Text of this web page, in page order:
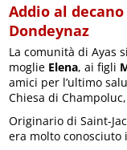
Addio al
Dondeynaz
La comunità di Ayas
moglie Elena, ai figli
amici per l’ultimo
Chiesa di
Originario di Saint-
era molto conosciuto